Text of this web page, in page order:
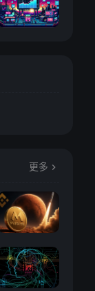
更多